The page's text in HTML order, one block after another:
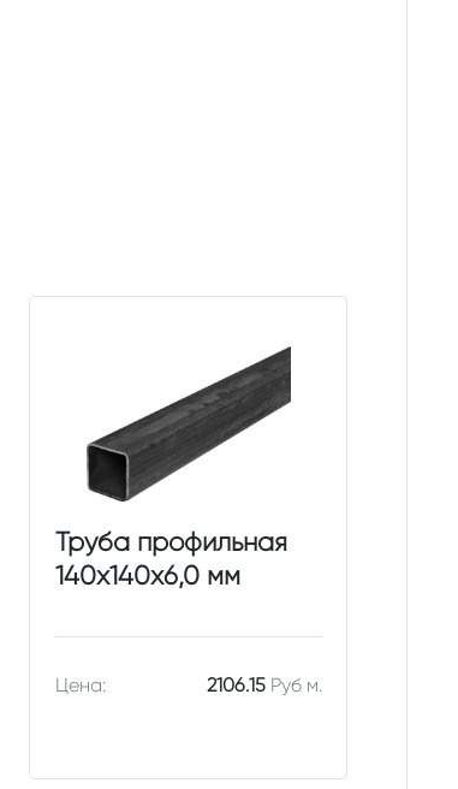
Труба профильная
140х140х6,0 мм
Цена: 2106.15Руб м.